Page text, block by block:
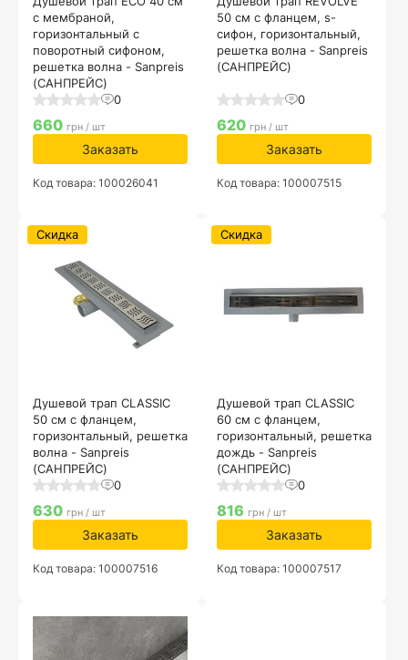
с мембраной,
горизонтальный с
поворотный сифоном,
решетка волна - Sanpreis
(САНПРЕЙС)
0
660 грн / шт
Заказать
Код товара: 100026041
50 см с фланцем, s-
сифон, горизонтальный,
решетка волна - Sanpreis
(САНПРЕЙС)
0
620 грн / шт
Заказать
Код товара: 100007515
Душевой трап CLASSIC
50 см с фланцем,
горизонтальный, решетка
волна - Sanpreis
(САНПРЕЙС)
0
Скидка
630 грн / шт
Заказать
Код товара: 100007516
Душевой трап CLASSIC
60 см с фланцем,
горизонтальный, решетка
дождь - Sanpreis
(САНПРЕЙС)
0
Скидка
816 грн / шт
Заказать
Код товара: 100007517